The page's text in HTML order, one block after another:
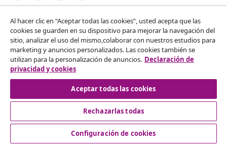
Desistir del contrato
Solicita la cancelación de tu pedido.
Desistir del contrato
Servicio al Cliente
Al hacer clic en “Aceptar todas las cookies”, usted acepta que las
cookies se guarden en su dispositivo para mejorar la navegación del
sitio, analizar el uso del mismo,colaborar con nuestros estudios para
marketing y anuncios personalizados. Las cookies también se
utilizan para la personalización de anuncios. Declaración de
privacidad y cookies
Aceptar todas las cookies
Rechazarlas todas
Configuración de cookies